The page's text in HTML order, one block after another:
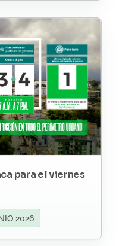
para el viernes
2026